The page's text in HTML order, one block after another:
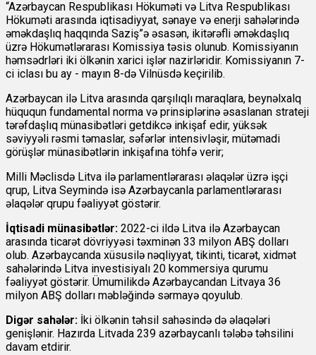
“Azərbaycan Respublikası Hökuməti və Litva Respublikası
Hökuməti arasında iqtisadiyyat, sənaye və enerji sahələrində
əməkdaşlıq haqqında Saziş”ə əsasən, ikitərəfli əməkdaşlıq
üzrə Hökumətlərarası Komissiya təsis olunub. Komissiyanın
həmsədrləri iki ölkənin xarici işlər nazirləridir. Komissiyanın 7-
ci iclası bu ay - mayın 8-də Vilnüsdə keçirilib.
Azərbaycan ilə Litva arasında qarşılıqlı maraqlara, beynəlxalq
hüququn fundamental norma və prinsiplərinə əsaslanan strateji
tərəfdaşlıq münasibətləri getdikcə inkişaf edir, yüksək
səviyyəli rəsmi təmaslar, səfərlər intensivləşir, mütəmadi
görüşlər münasibətlərin inkişafına töhfə verir;
Milli Məclisdə Litva ilə parlamentlərarası əlaqələr üzrə işçi
qrup, Litva Seymində isə Azərbaycanla parlamentlərarası
əlaqələr qrupu fəaliyyət göstərir.
İqtisadi münasibətlər: 2022-ci ildə Litva ilə Azərbaycan
arasında ticarət dövriyyəsi təxminən 33 milyon ABŞ dolları
olub. Azərbaycanda xüsusilə nəqliyyat, tikinti, ticarət, xidmət
sahələrində Litva investisiyalı 20 kommersiya qurumu
fəaliyyət göstərir. Ümumilikdə Azərbaycandan Litvaya 36
milyon ABŞ dolları məbləğində sərmayə qoyulub.
Digər sahələr: İki ölkənin təhsil sahəsində də əlaqələri
genişlənir. Hazırda Litvada 239 azərbaycanlı tələbə təhsilini
davam etdirir.